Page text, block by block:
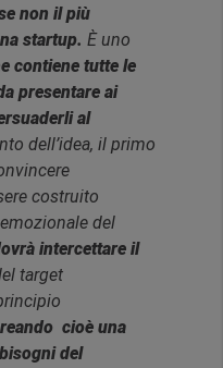
non il più
startup. È uno
contiene tutte le
presentare ai
al
dell’idea, il primo
costruito
del
intercettare il
target
cioè una
del